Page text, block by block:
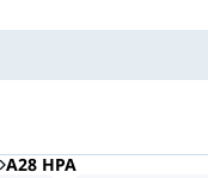
A28 HPA